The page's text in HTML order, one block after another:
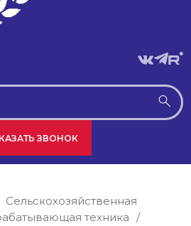
ЗВОНОК
Сельскохозяйственная
техника /